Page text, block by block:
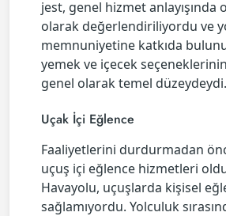
jest, genel hizmet anlayışında
olarak değerlendiriliyordu ve
memnuniyetine katkıda
yemek ve içecek
genel olarak temel düzeydeydi.
Uçak İçi Eğlence
Faaliyetlerini durdurmadan
uçuş içi eğlence hizmetleri
Havayolu, uçuşlarda kişisel
sağlamıyordu. Yolculuk